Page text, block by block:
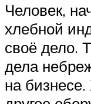
Человек,
хлебной
своё дело.
дела
на